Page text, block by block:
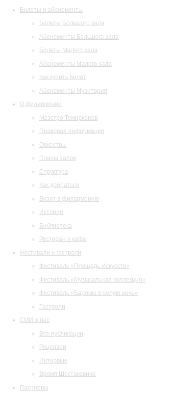
Билеты и абонементы
Билеты Большого зала
Абонементы Большого зала
Билеты Малого зала
Абонементы Малого зала
Как купить билет
Абонементы Музитория
О филармонии
Маэстро Темирканов
Правовая информация
Оркестры
Планы залов
Структура
Как добраться
Визит в филармонию
История
Библиотека
Ресторан и кафе
Фестивали и гастроли
Фестиваль «Площадь Искусств»
Фестиваль «Музыкальная коллекция»
Фестиваль «Барокко в белую ночь»
Гастроли
СМИ о нас
Все публикации
Рецензии
Интервью
Время Шостаковича
Партнеры